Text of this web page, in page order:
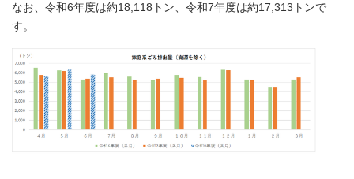
なお、令和6年度は約18,118トン、令和7年度は約17,313トンで
す。